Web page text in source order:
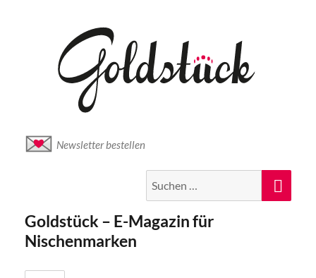
Newsletter bestellen
nach:
Goldstück – E-Magazin für
Nischenmarken